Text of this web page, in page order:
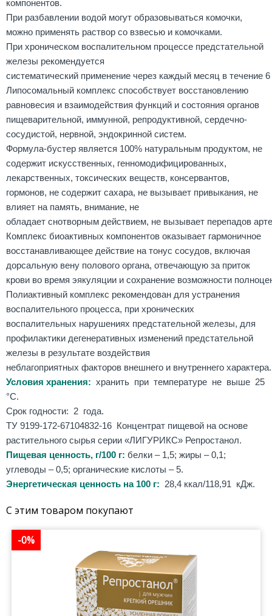
компонентов.
При разбавлении водой могут образовываться комочки,
можно применять раствор со взвесью и комочками.
При хроническом воспалительном процессе предстательной
железы рекомендуется
систематический применение через каждый месяц в течение
Липосомальный комплекс способствует восстановлению
равновесия и взаимодействия функций и состояния органов
пищеварительной, иммунной, репродуктивной, сердечно-
сосудистой, нервной, эндокринной систем.
Формула-бустер является 100% натуральным продуктом, не
содержит искусственных, генномодифицированных,
лекарственных, токсических веществ, консервантов,
гормонов, не содержит сахара, не вызывает привыкания, не
влияет на память, внимание, не
обладает снотворным действием, не вызывает перепадов
Комплекс биоактивных компонентов оказывает гармоничное
восстанавливающее действие на тонус сосудов, включая
дорсальную вену полового органа, отвечающую за приток
крови во время эякуляции и сохранение возможности
Полиактивный комплекс рекомендован для устранения
воспалительного процесса, при хронических
воспалительных нарушениях предстательной железы, для
профилактики дегенеративных изменений предстательной
железы в результате воздействия
неблагоприятных факторов внешнего и внутреннего
Условия хранения: хранить при температуре не выше 25
°С.
Срок годности: 2 года.
ТУ 9199-172-67104832-16 Концентрат пищевой на основе
растительного сырья серии «ЛИГУРИКС» Репростанол.
Пищевая ценность, г/100 г: белки – 1,5; жиры – 0,1;
углеводы – 0,5; органические кислоты – 5.
Энергетическая ценность на 100 г: 28,4 ккал/118,91 кДж.
С этим товаром покупают
-0%